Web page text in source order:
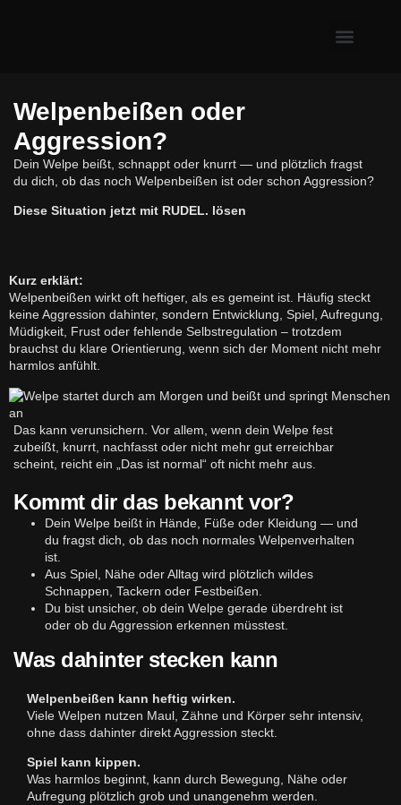
Welpenbeißen oder
Aggression?
Dein Welpe beißt, schnappt oder knurrt — und plötzlich fragst
du dich, ob das noch Welpenbeißen ist oder schon Aggression?
Diese Situation jetzt mit RUDEL. lösen
Kurz erklärt:
Welpenbeißen wirkt oft heftiger, als es gemeint ist. Häufig steckt
keine Aggression dahinter, sondern Entwicklung, Spiel, Aufregung,
Müdigkeit, Frust oder fehlende Selbstregulation – trotzdem
brauchst du klare Orientierung, wenn sich der Moment nicht mehr
harmlos anfühlt.
Das kann verunsichern. Vor allem, wenn dein Welpe fest
zubeißt, knurrt, nachfasst oder nicht mehr gut erreichbar
scheint, reicht ein „Das ist normal“ oft nicht mehr aus.
Kommt dir das bekannt vor?
Dein Welpe beißt in Hände, Füße oder Kleidung — und
du fragst dich, ob das noch normales Welpenverhalten
ist.
Aus Spiel, Nähe oder Alltag wird plötzlich wildes
Schnappen, Tackern oder Festbeißen.
Du bist unsicher, ob dein Welpe gerade überdreht ist
oder ob du Aggression erkennen müsstest.
Was dahinter stecken kann
Welpenbeißen kann heftig wirken.
Viele Welpen nutzen Maul, Zähne und Körper sehr intensiv,
ohne dass dahinter direkt Aggression steckt.
Spiel kann kippen.
Was harmlos beginnt, kann durch Bewegung, Nähe oder
Aufregung plötzlich grob und unangenehm werden.